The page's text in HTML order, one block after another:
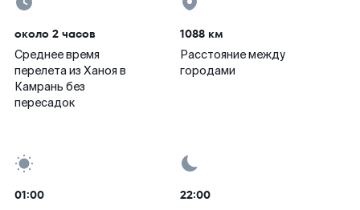
около 2 часов
Среднее время
перелета из Ханоя в
Камрань без
пересадок
1088 км
Расстояние между
городами
01:00 22:00